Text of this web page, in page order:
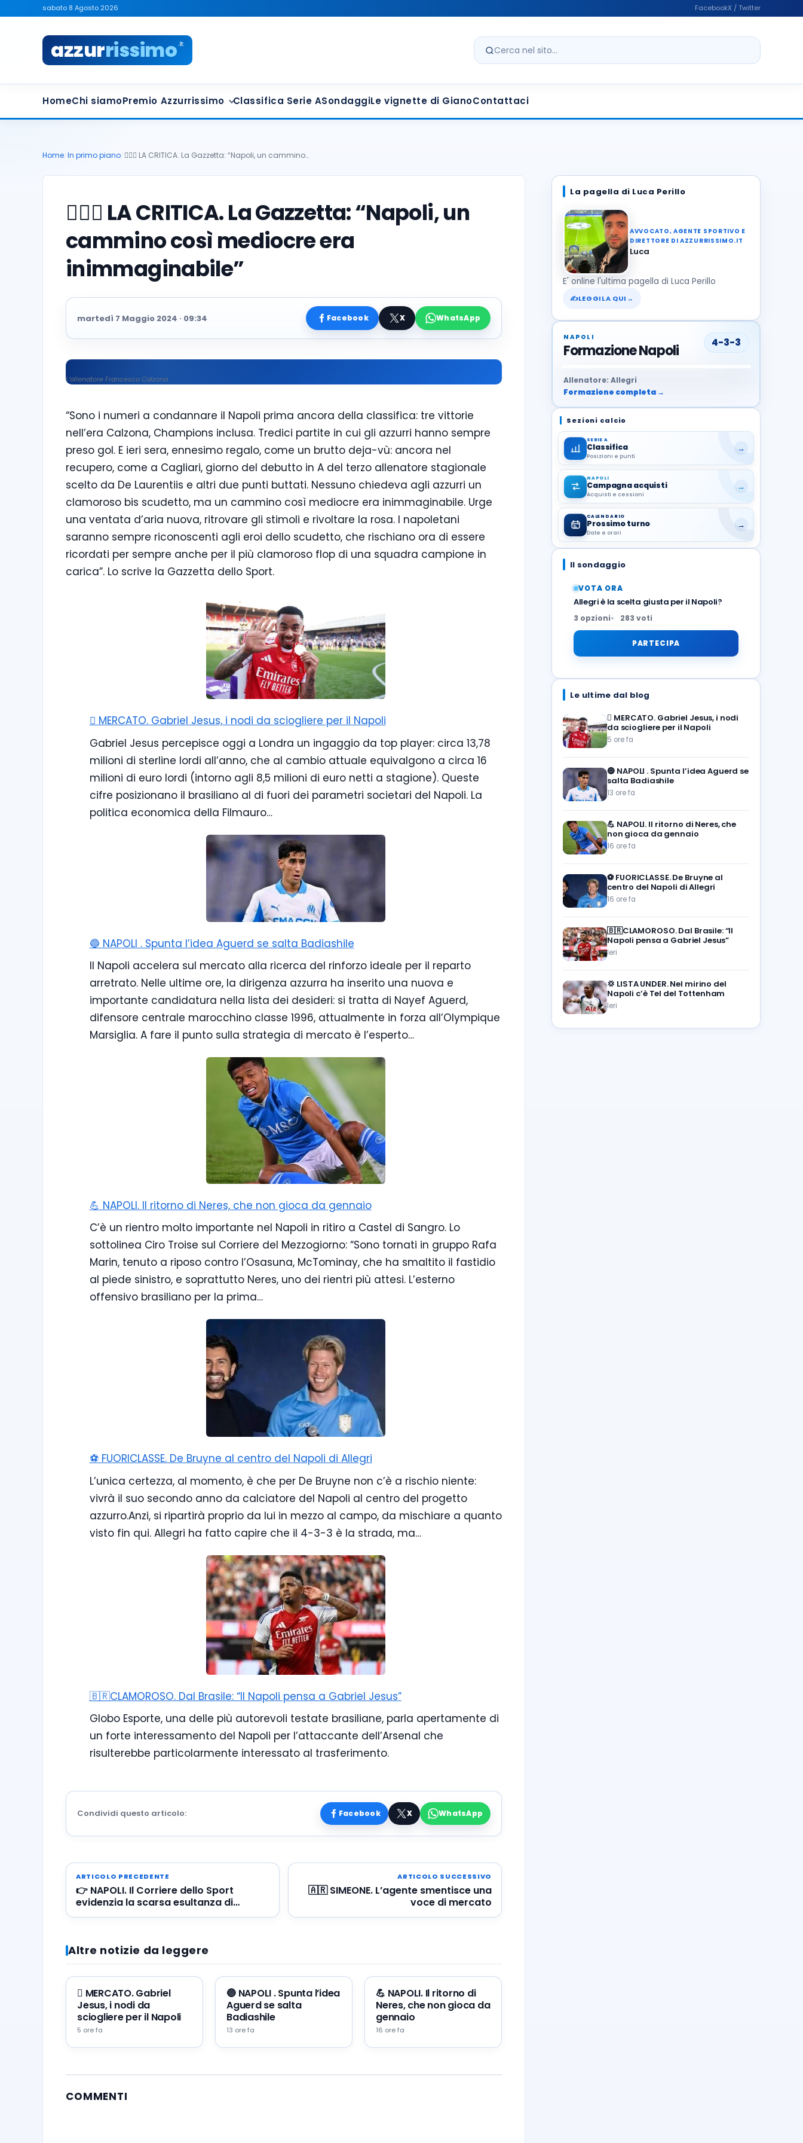
sabato 8 Agosto 2026 FacebookX / Twitter
azzurrissimo.it
Cerca nel sito
HomeChi siamoPremio Azzurrissimo Classifica Serie ASondaggiLe vignette di GianoContattaci
Home In primo piano 🤷🏻‍♂️ LA CRITICA. La Gazzetta: “Napoli, un cammino…
🤷🏻‍♂️ LA CRITICA. La Gazzetta: “Napoli, un
cammino così mediocre era
inimmaginabile”
martedì 7 Maggio 2024 · 09:34 Facebook X WhatsApp
L’allenatore Francesco Calzona
“Sono i numeri a condannare il Napoli prima ancora della classifica: tre vittorie
nell’era Calzona, Champions inclusa. Tredici partite in cui gli azzurri hanno sempre
preso gol. E ieri sera, ennesimo regalo, come un brutto deja-vù: ancora nel
recupero, come a Cagliari, giorno del debutto in A del terzo allenatore stagionale
scelto da De Laurentiis e altri due punti buttati. Nessuno chiedeva agli azzurri un
clamoroso bis scudetto, ma un cammino così mediocre era inimmaginabile. Urge
una ventata d’aria nuova, ritrovare gli stimoli e rivoltare la rosa. I napoletani
saranno sempre riconoscenti agli eroi dello scudetto, che rischiano ora di essere
ricordati per sempre anche per il più clamoroso flop di una squadra campione in
carica”. Lo scrive la Gazzetta dello Sport.
🪎 MERCATO. Gabriel Jesus, i nodi da sciogliere per il Napoli
Gabriel Jesus percepisce oggi a Londra un ingaggio da top player: circa 13,78
milioni di sterline lordi all’anno, che al cambio attuale equivalgono a circa 16
milioni di euro lordi (intorno agli 8,5 milioni di euro netti a stagione). Queste
cifre posizionano il brasiliano al di fuori dei parametri societari del Napoli. La
politica economica della Filmauro…
🔵 NAPOLI . Spunta l’idea Aguerd se salta Badiashile
Il Napoli accelera sul mercato alla ricerca del rinforzo ideale per il reparto
arretrato. Nelle ultime ore, la dirigenza azzurra ha inserito una nuova e
importante candidatura nella lista dei desideri: si tratta di Nayef Aguerd,
difensore centrale marocchino classe 1996, attualmente in forza all’Olympique
Marsiglia. A fare il punto sulla strategia di mercato è l’esperto…
💪 NAPOLI. Il ritorno di Neres, che non gioca da gennaio
C’è un rientro molto importante nel Napoli in ritiro a Castel di Sangro. Lo
sottolinea Ciro Troise sul Corriere del Mezzogiorno: “Sono tornati in gruppo Rafa
Marin, tenuto a riposo contro l’Osasuna, McTominay, che ha smaltito il fastidio
al piede sinistro, e soprattutto Neres, uno dei rientri più attesi. L’esterno
offensivo brasiliano per la prima…
⚽️ FUORICLASSE. De Bruyne al centro del Napoli di Allegri
L’unica certezza, al momento, è che per De Bruyne non c’è a rischio niente:
vivrà il suo secondo anno da calciatore del Napoli al centro del progetto
azzurro.Anzi, si ripartirà proprio da lui in mezzo al campo, da mischiare a quanto
visto fin qui. Allegri ha fatto capire che il 4-3-3 è la strada, ma…
🇧🇷CLAMOROSO. Dal Brasile: “Il Napoli pensa a Gabriel Jesus”
Globo Esporte, una delle più autorevoli testate brasiliane, parla apertamente di
un forte interessamento del Napoli per l’attaccante dell’Arsenal che
risulterebbe particolarmente interessato al trasferimento.
Condividi questo articolo: Facebook X WhatsApp
ARTICOLO PRECEDENTE
👉 NAPOLI. Il Corriere dello Sport
evidenzia la scarsa esultanza di
Osimhen dopo il gol
ARTICOLO SUCCESSIVO
🇦🇷 SIMEONE. L’agente smentisce una
voce di mercato
Altre notizie da leggere
🪎 MERCATO. Gabriel
Jesus, i nodi da
sciogliere per il Napoli
5 ore fa
🔵 NAPOLI . Spunta l’idea
Aguerd se salta
Badiashile
13 ore fa
💪 NAPOLI. Il ritorno di
Neres, che non gioca da
gennaio
16 ore fa
COMMENTI
La pagella di Luca Perillo
AVVOCATO, AGENTE SPORTIVO E
DIRETTORE DI AZZURRISSIMO.IT
Luca
E' online l'ultima pagella di Luca Perillo
✍LEGGILA QUI →
NAPOLI
Formazione Napoli 4-3-3
Allenatore: Allegri
Formazione completa →
Sezioni calcio
SERIE A
Classifica
Posizioni e punti
→
NAPOLI
Campagna acquisti
Acquisti e cessioni
→
CALENDARIO
Prossimo turno
Date e orari
→
Il sondaggio
VOTA ORA
Allegri è la scelta giusta per il Napoli?
3 opzioni 283 voti
PARTECIPA
Le ultime dal blog
🪎 MERCATO. Gabriel Jesus, i nodi
da sciogliere per il Napoli
5 ore fa
🔵 NAPOLI . Spunta l’idea Aguerd se
salta Badiashile
13 ore fa
💪 NAPOLI. Il ritorno di Neres, che
non gioca da gennaio
16 ore fa
⚽️ FUORICLASSE. De Bruyne al
centro del Napoli di Allegri
16 ore fa
🇧🇷CLAMOROSO. Dal Brasile: “Il
Napoli pensa a Gabriel Jesus”
Ieri
💢 LISTA UNDER. Nel mirino del
Napoli c’è Tel del Tottenham
Ieri